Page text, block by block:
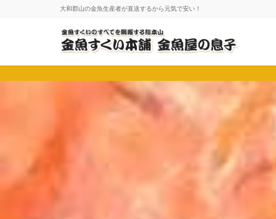
に
移
ョ
ン
大和郡山の金魚生産者が直送するから元気で安い！